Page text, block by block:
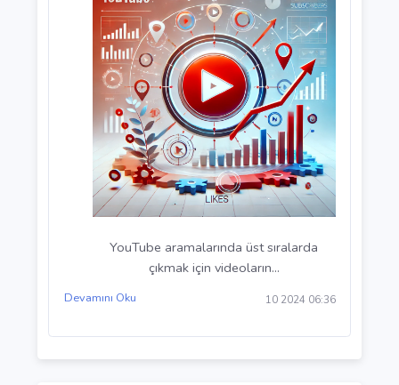
Video İsimleri ve Açıklamalarında SEO